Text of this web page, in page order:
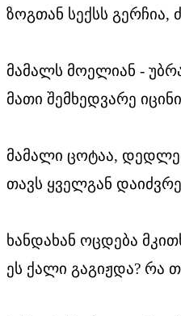
ზოგთან სექსს გერჩია,
მამალს მოელიან -
მათი შემხედვარე
მამალი ცოტაა,
თავს ყველგან
ხანდახან ოცდება
ეს ქალი გაგიჟდა? რა